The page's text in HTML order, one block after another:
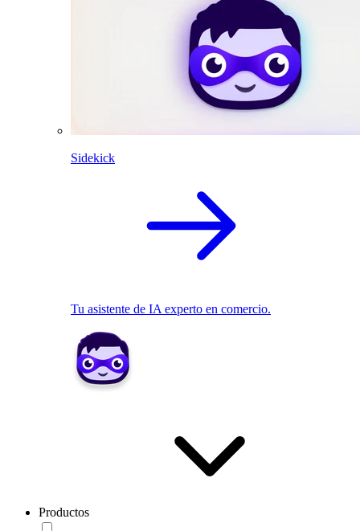
Sidekick
Tu asistente de IA experto en comercio.
Productos